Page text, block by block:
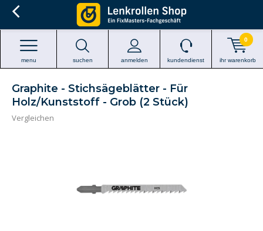
suchen anmelden
menu kundendienst ihr warenkorb
0
Graphite - Stichsägeblätter - Für
Holz/Kunststoff - Grob (2 Stück)
Vergleichen